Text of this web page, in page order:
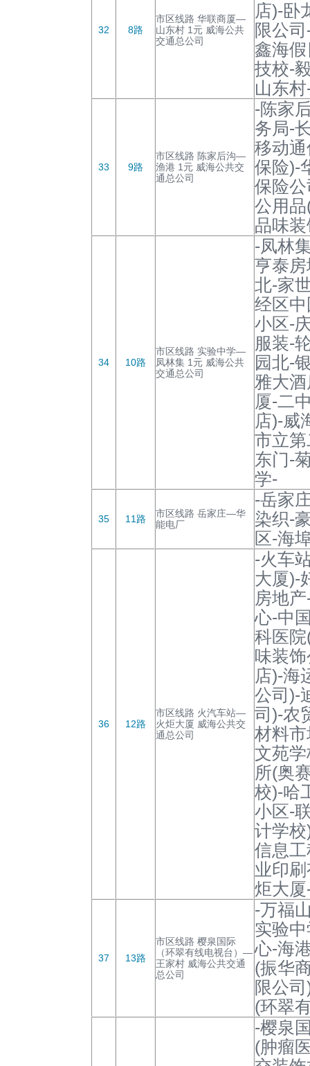
32 8路
市区线路 华联商厦—
山东村 1元 威海公共
交通总公司
店)-卧
限公
鑫海
技校-
山东村
33 9路
市区线路 陈家后沟—
渔港 1元 威海公共交
通总公司
-陈家
务局-
移动
保险)-
保险
公用
品味
34 10路
市区线路 实验中学—
凤林集 1元 威海公共
交通总公司
-凤林
亨泰
北-家
经区
小区-
服装-
园北-
雅大
厦-二
店)-威
市立
东门-
学-
35 11路
市区线路 岳家庄—华
能电厂
-岳家
染织-
区-海
36 12路
市区线路 火汽车站—
火炬大厦 威海公共交
通总公司
-火车
大厦)-
房地
心-中
科医
味装
店)-海
公司)-
司)-农
材料
文苑
所(奥
校)-哈
小区-
计学
信息
业印
炬大厦
37 13路
市区线路 樱泉国际
（环翠有线电视台）—
王家村 威海公共交通
总公司
-万福
实验
心-海
(振华
限公
(环翠
-樱泉
(肿瘤